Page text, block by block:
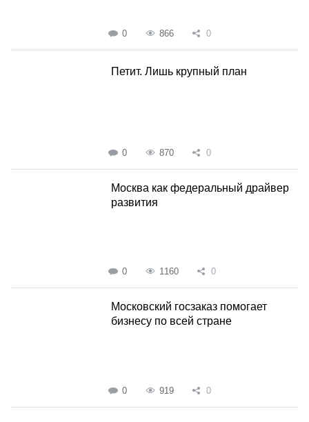
0 866 0
Петит. Лишь крупный план
0 870 0
Москва как федеральный драйвер
развития
0 1160 0
Московский госзаказ помогает
бизнесу по всей стране
0 919 0